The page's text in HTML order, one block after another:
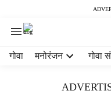
गोवा मनोरंजन गोवा